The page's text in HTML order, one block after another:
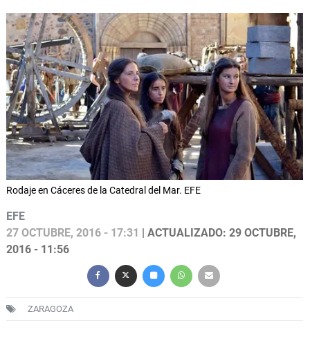
Rodaje en Cáceres de la Catedral del Mar. EFE
EFE
27 OCTUBRE, 2016 - 17:31
| ACTUALIZADO: 29 OCTUBRE,
2016 - 11:56
ZARAGOZA